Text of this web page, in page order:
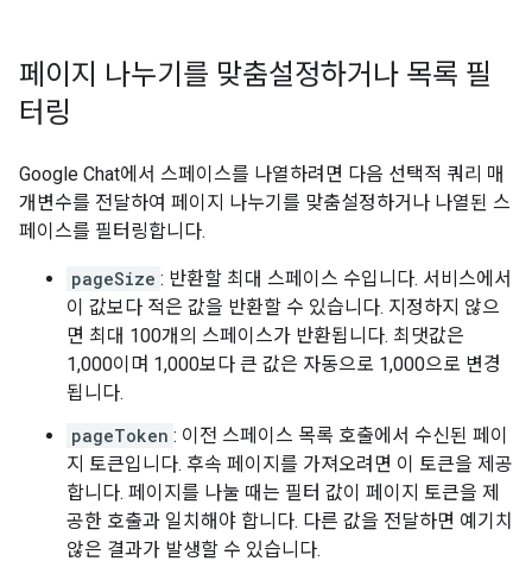
페이지 나누기를 맞춤설정하거나 목록 필
터링
Google Chat에서 스페이스를 나열하려면 다음 선택적 쿼리 매
개변수를 전달하여 페이지 나누기를 맞춤설정하거나 나열된 스
페이스를 필터링합니다.
pageSize : 반환할 최대 스페이스 수입니다. 서비스에서
이 값보다 적은 값을 반환할 수 있습니다. 지정하지 않으
면 최대 100개의 스페이스가 반환됩니다. 최댓값은
1,000이며 1,000보다 큰 값은 자동으로 1,000으로 변경
됩니다.
pageToken : 이전 스페이스 목록 호출에서 수신된 페이
지 토큰입니다. 후속 페이지를 가져오려면 이 토큰을 제공
합니다. 페이지를 나눌 때는 필터 값이 페이지 토큰을 제
공한 호출과 일치해야 합니다. 다른 값을 전달하면 예기치
않은 결과가 발생할 수 있습니다.